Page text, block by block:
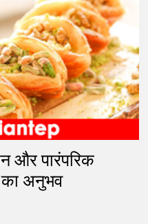
और पारंपरिक
का अनुभव